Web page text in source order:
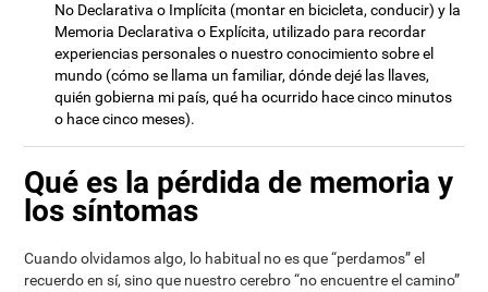
No Declarativa o Implícita (montar en bicicleta, conducir) y la
Memoria Declarativa o Explícita, utilizado para recordar
experiencias personales o nuestro conocimiento sobre el
mundo (cómo se llama un familiar, dónde dejé las llaves,
quién gobierna mi país, qué ha ocurrido hace cinco minutos
o hace cinco meses).
Qué es la pérdida de memoria y
los síntomas
Cuando olvidamos algo, lo habitual no es que “perdamos” el
recuerdo en sí, sino que nuestro cerebro “no encuentre el camino”